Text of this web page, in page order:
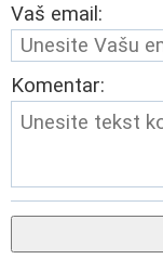
Vaš email:
Komentar: